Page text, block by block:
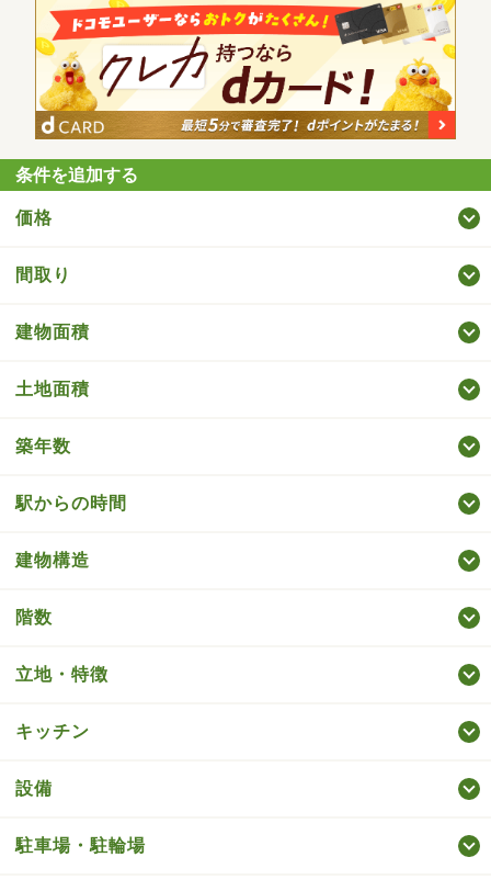
条件を追加する
価格
間取り
建物面積
土地面積
築年数
駅からの時間
建物構造
階数
立地・特徴
キッチン
設備
駐車場・駐輪場